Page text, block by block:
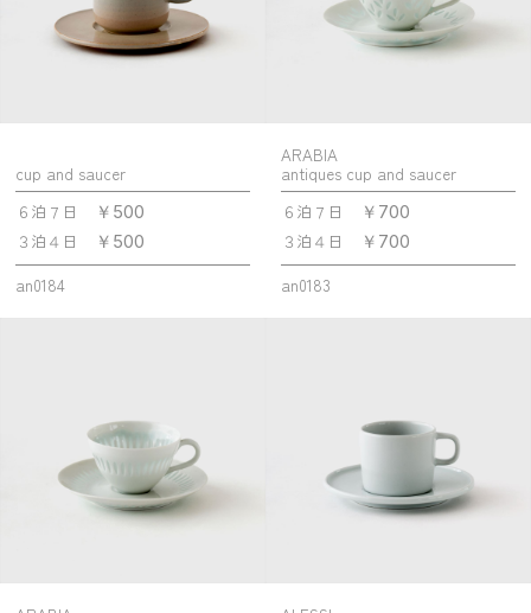
cup and saucer
６泊７日
￥500
３泊４日 ￥500
an0184
ARABIA
antiques cup and saucer
６泊７日
￥700
３泊４日 ￥700
an0183